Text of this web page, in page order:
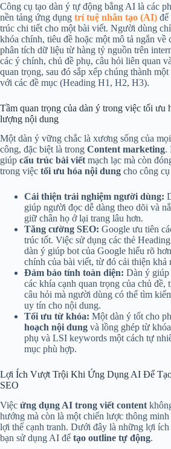
Công cụ tạo dàn ý tự động bằng AI là các
nền tảng ứng dụng trí tuệ nhân tạo (AI) để
trúc chi tiết cho một bài viết. Người dùng
khóa chính, tiêu đề hoặc một mô tả ngắn về
phân tích dữ liệu từ hàng tỷ nguồn trên
các ý chính, chủ đề phụ, câu hỏi liên quan
quan trọng, sau đó sắp xếp chúng thành một
với các đề mục (Heading H1, H2, H3).
Tầm quan trọng của dàn ý trong việc tối ưu
lượng nội dung
Một dàn ý vững chắc là xương sống của
công, đặc biệt là trong Content marketing.
giúp cấu trúc bài viết mạch lạc mà còn
trong việc tối ưu hóa nội dung cho công
Cải thiện trải nghiệm người dùng:
giúp người đọc dễ dàng theo dõi và
giữ chân họ ở lại trang lâu hơn.
Tăng cường SEO: Google ưu tiên
trúc tốt. Việc sử dụng các thẻ
dàn ý giúp bot của Google hiểu rõ
chính của bài viết, từ đó cải thiện khả
Đảm bảo tính toàn diện: Dàn ý giúp
các khía cạnh quan trọng của chủ đề,
câu hỏi mà người dùng có thể tìm
uy tín cho nội dung.
Tối ưu từ khóa: Một dàn ý tốt cho
hoạch nội dung và lồng ghép từ
phụ và LSI keywords một cách tự
mục phù hợp.
Lợi Ích Vượt Trội Khi Ứng Dụng AI Để
SEO
Việc ứng dụng AI trong viết content
hướng mà còn là một chiến lược thông
lợi thế cạnh tranh. Dưới đây là những lợi ích
bạn sử dụng AI để tạo outline tự động.